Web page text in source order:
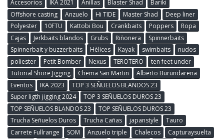
Accesorios
IKA 2021 Anillas Blaster Shad
Bariki
Offshore casting
Anzuelo Hi TIDE Master Shad
Deep liner
Polyester
10FTU Kattobi Bou Crankbaits Poppers
Ropa
Cajas
Jerkbaits blandos Grubs Riñonera
Spinnerbaits
Spinnerbait y buzzerbaits
Hèlices Kayak swimbaits
nudos
poliester
Petit Bomber Nexus TEROTERO
ten feet under
Tutorial Shore Jigging
Chema San Martin
Alberto Burundarena
Eventos
IKA 2023
TOP 3 SEÑUELOS BLANDOS 23
Super ligth jigging 2024
TOP 3 SEÑUELOS DUROS 23
TOP SEÑUELOS BLANDOS 23
TOP SEÑUELOS DUROS 23
Trucha Señuelos Duros
Trucha Cañas japanstyle
Tauro
Carrete Fullrange
SOM Anzuelo triple Chalecos
Capturaysuelta